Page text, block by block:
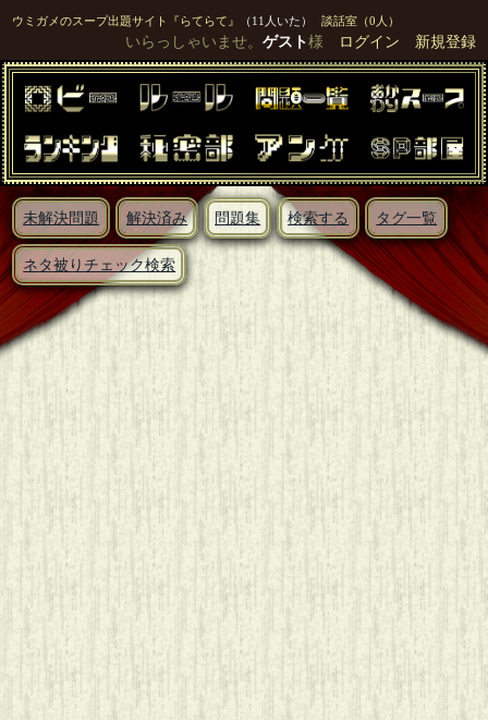
ウミガメのスープ出題サイト『らてらて』 （11人いた） 談話室（0人）
いらっしゃいませ。 ゲスト様 ログイン 新規登録
未解決問題 解決済み 問題集 検索する タグ一覧
ネタ被りチェック検索